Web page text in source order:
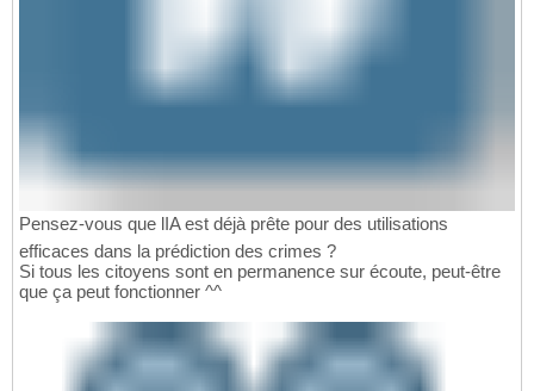
Pensez-vous que lIA est déjà prête pour des utilisations
efficaces dans la prédiction des crimes ?
Si tous les citoyens sont en permanence sur écoute, peut-être
que ça peut fonctionner ^^